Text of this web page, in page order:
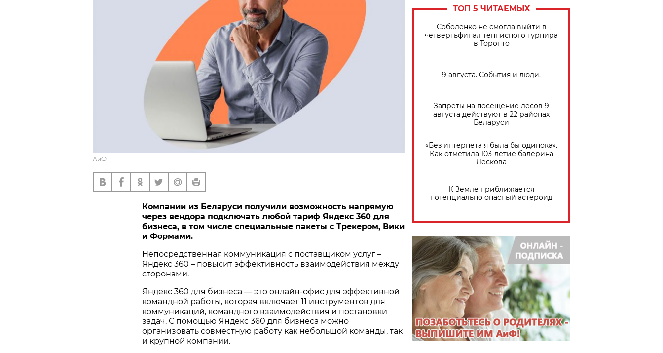
АиФ
Компании из Беларуси получили возможность напрямую
через вендора подключать любой тариф Яндекс 360 для
бизнеса, в том числе специальные пакеты с Трекером, Вики
и Формами.
Непосредственная коммуникация с поставщиком услуг –
Яндекс 360 – повысит эффективность взаимодействия между
сторонами.
Яндекс 360 для бизнеса — это онлайн-офис для эффективной
командной работы, которая включает 11 инструментов для
коммуникаций, командного взаимодействия и постановки
задач. С помощью Яндекс 360 для бизнеса можно
организовать совместную работу как небольшой команды, так
и крупной компании.
ТОП 5 ЧИТАЕМЫХ
Соболенко не смогла выйти в
четвертьфинал теннисного турнира
в Торонто
9 августа. События и люди.
Запреты на посещение лесов 9
августа действуют в 22 районах
Беларуси
«Без интернета я была бы одинока».
Как отметила 103-летие балерина
Лескова
К Земле приближается
потенциально опасный астероид